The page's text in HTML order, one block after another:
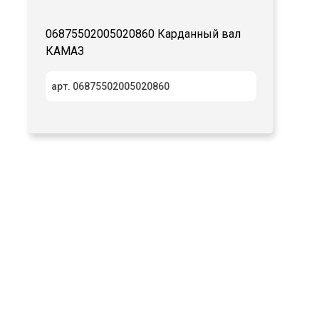
06875502005020860 Карданный вал
КАМАЗ
арт. 06875502005020860